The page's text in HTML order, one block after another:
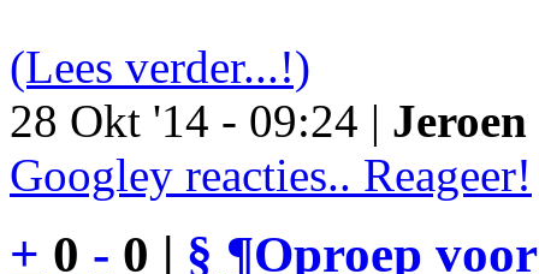
(Lees verder...!)
28 Okt '14 - 09:24 |
Googley reacties.. Reageer!
+ 0 - 0 | § ¶Oproep